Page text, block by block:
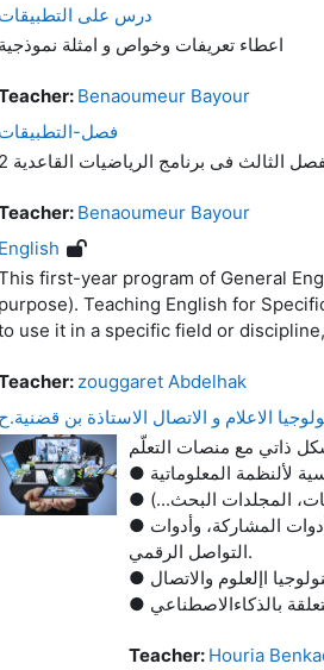
درس على التطبيقات
Benaoumeur Bayour
فصل-التطبيقات
الثالث فى برنامج الرياضيات القاعدية 2
Benaoumeur Bayour
English
first-year program of General
purpose). Teaching English for
use it in a specific field or
zouggaret Abdelhak
الاعلام و الاتصال الاستاذة بن قضنية.ح
ذاتي مع منصات التعلّم
المشاركة، وأدوات
التواصل الرقمي.
Teacher: Houria